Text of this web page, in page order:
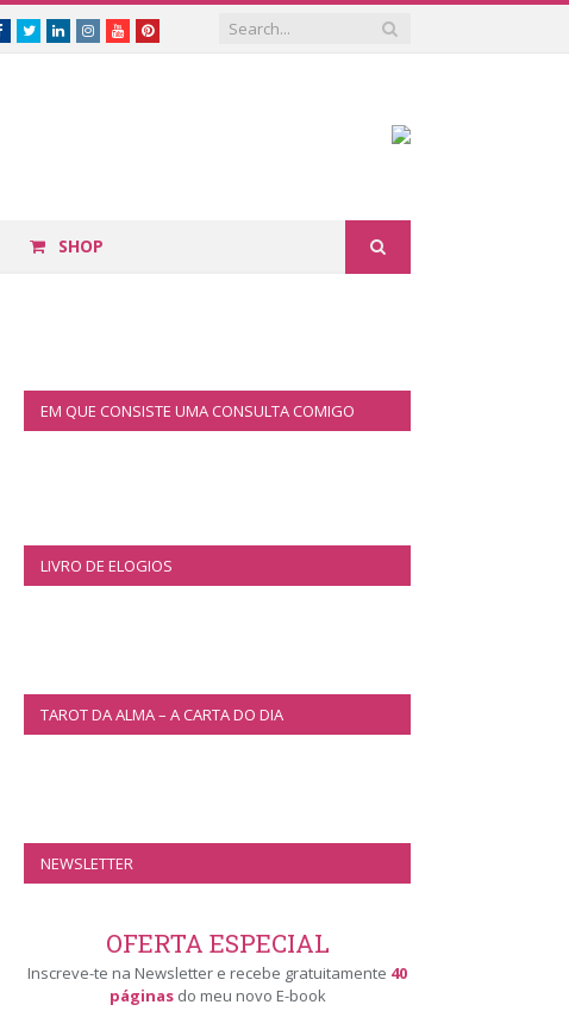
Facebook
TwitterLinkedinInstagram
YoutubePinterest
SHOP
EM QUE CONSISTE UMA CONSULTA COMIGO
LIVRO DE ELOGIOS
TAROT DA ALMA – A CARTA DO DIA
NEWSLETTER
OFERTA ESPECIAL
Inscreve-te na Newsletter e recebe gratuitamente 40
páginasdo meu novo E-book